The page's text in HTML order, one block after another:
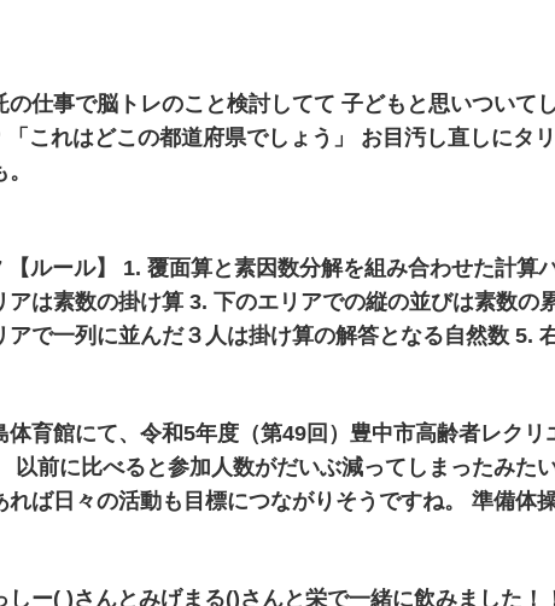
事で脳トレのこと検討してて 子どもと思いついてしまった没ネ
れはどこの都道府県でしょう」 お目汚し直しにタリーズの新フェ
【ルール】 1. 覆面算と素因数分解を組み合わせた計算
アは素数の掛け算 3. 下のエリアでの縦の並びは素数の
アで一列に並んだ３人は掛け算の解答となる自然数 5.
体育館にて、令和5年度（第49回）豊中市高齢者レクリ
以前に比べると参加人数がだいぶ減ってしまったみた
れば日々の活動も目標につながりそうですね。 準備体
しー( )さんとみげまる()さんと栄で一緒に飲みました！